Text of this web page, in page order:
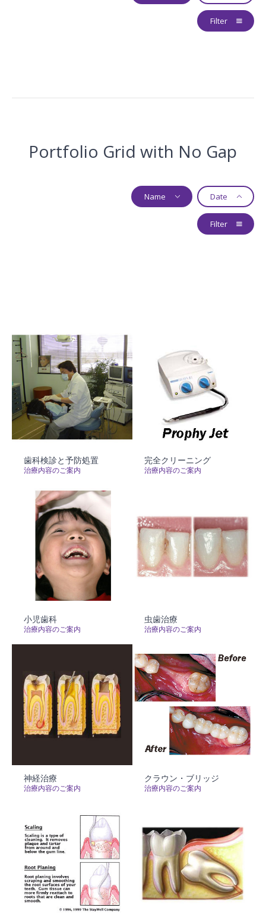
Filter
Portfolio Grid with No Gap
Name Date
Filter
歯科検診と予防処置
治療内容のご案内
完全クリーニング
治療内容のご案内
小児歯科
治療内容のご案内
虫歯治療
治療内容のご案内
神経治療
治療内容のご案内
クラウン・ブリッジ
治療内容のご案内